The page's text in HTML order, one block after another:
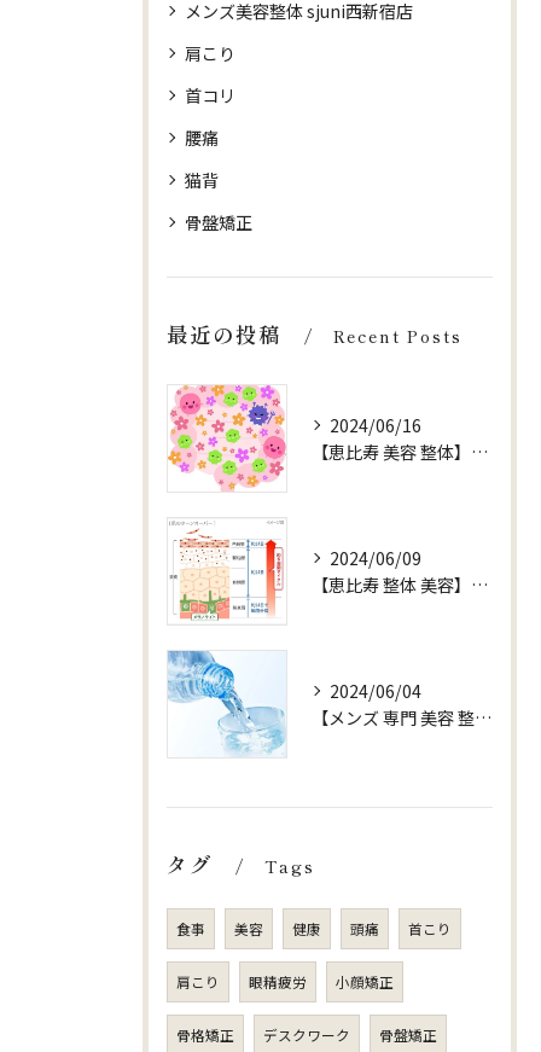
メンズ美容整体 sjuni西新宿店
肩こり
首コリ
腰痛
猫背
骨盤矯正
最近の投稿 Recent Posts
2024/06/16
【恵比寿 美容 整体】【健康 腸内環境】
2024/06/09
【恵比寿 整体 美容】お水 ターンオーバー
2024/06/04
【メンズ 専門 美容 整体 sjuni】【水以外ののみものはOK?】
タグ Tags
食事 美容 健康 頭痛 首こり
肩こり 眼精疲労 小顔矯正
骨格矯正 デスクワーク 骨盤矯正